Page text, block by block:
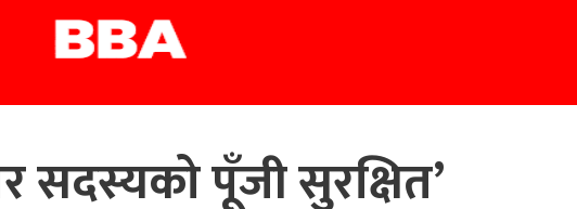
सदस्यको पूँजी सुरक्षित’